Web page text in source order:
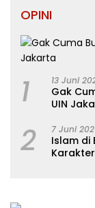
OPINI
1 13 Juni
Gak
UIN
2 7 Juni
Islam di